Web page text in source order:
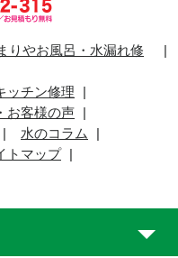
りやお風呂・水漏れ修
ッチン修理
お客様の声
水のコラム
トマップ